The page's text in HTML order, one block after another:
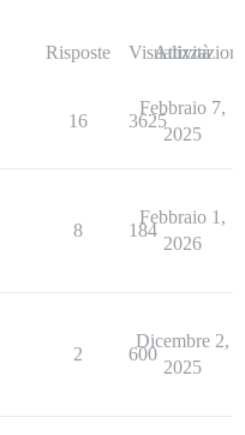
Risposte Visualizzazioni
Attività
16 3625
Febbraio 7,
2025
8 184
Febbraio 1,
2026
2 600
Dicembre 2,
2025